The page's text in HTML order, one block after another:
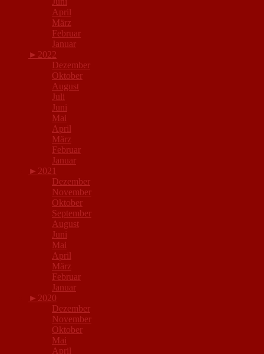
April
März
Februar
Januar
► 2022
Dezember
Oktober
August
Juli
Juni
Mai
April
März
Februar
Januar
► 2021
Dezember
November
Oktober
September
August
Juni
Mai
April
März
Februar
Januar
► 2020
Dezember
November
Oktober
Mai
April